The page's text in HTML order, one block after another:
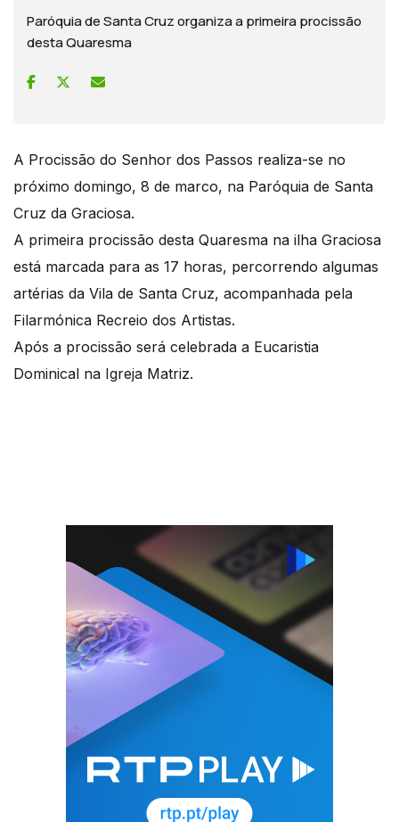
Paróquia de Santa Cruz organiza a primeira procissão
desta Quaresma
A Procissão do Senhor dos Passos realiza-se no
próximo domingo, 8 de marco, na Paróquia de Santa
Cruz da Graciosa.
A primeira procissão desta Quaresma na ilha Graciosa
está marcada para as 17 horas, percorrendo algumas
artérias da Vila de Santa Cruz, acompanhada pela
Filarmónica Recreio dos Artistas.
Após a procissão será celebrada a Eucaristia
Dominical na Igreja Matriz.